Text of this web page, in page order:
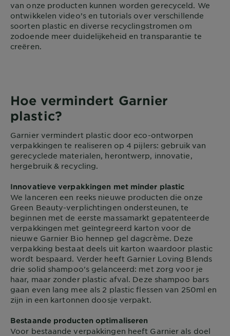
van onze producten kunnen worden gerecyceld. We
ontwikkelen video’s en tutorials over verschillende
soorten plastic en diverse recyclingstromen om
zodoende meer duidelijkeheid en transparantie te
creëren.
Hoe vermindert Garnier
plastic?
Garnier vermindert plastic door eco-ontworpen
verpakkingen te realiseren op 4 pijlers: gebruik van
gerecyclede materialen, herontwerp, innovatie,
hergebruik & recycling.
Innovatieve verpakkingen met minder plastic
We lanceren een reeks nieuwe producten die onze
Green Beauty-verplichtingen ondersteunen, te
beginnen met de eerste massamarkt gepatenteerde
verpakkingen met geïntegreerd karton voor de
nieuwe Garnier Bio hennep gel dagcrème. Deze
verpakking bestaat deels uit karton waardoor plastic
wordt bespaard. Verder heeft Garnier Loving Blends
drie solid shampoo's gelanceerd: met zorg voor je
haar, maar zonder plastic afval. Deze shampoo bars
gaan even lang mee als 2 plastic flessen van 250ml en
zijn in een kartonnen doosje verpakt.
Bestaande producten optimaliseren
Voor bestaande verpakkingen heeft Garnier als doel